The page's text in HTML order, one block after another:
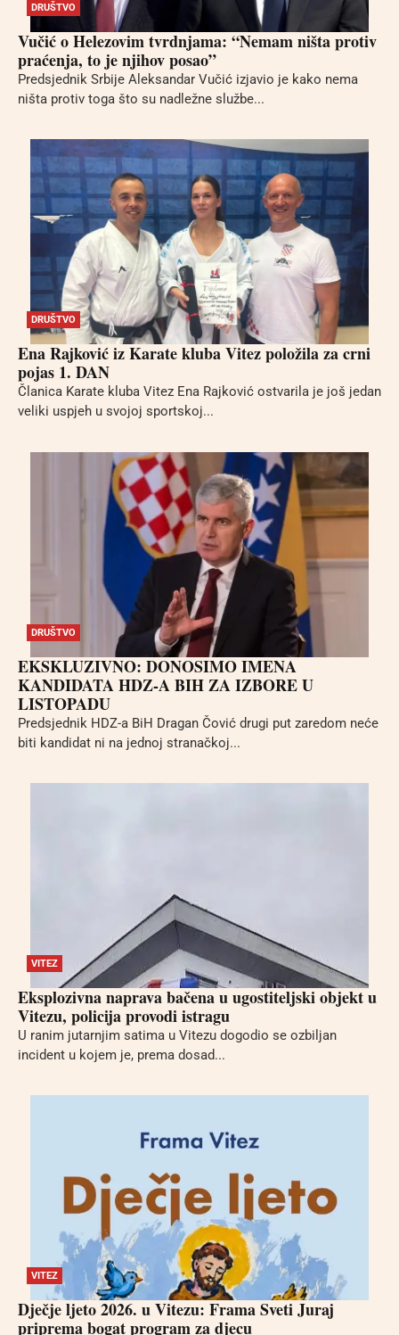
DRUŠTVO
Vučić o Helezovim tvrdnjama: “Nemam ništa protiv
praćenja, to je njihov posao”
Predsjednik Srbije Aleksandar Vučić izjavio je kako nema
ništa protiv toga što su nadležne službe...
DRUŠTVO
Ena Rajković iz Karate kluba Vitez položila za crni
pojas 1. DAN
Članica Karate kluba Vitez Ena Rajković ostvarila je još jedan
veliki uspjeh u svojoj sportskoj...
DRUŠTVO
EKSKLUZIVNO: DONOSIMO IMENA
KANDIDATA HDZ-A BIH ZA IZBORE U
LISTOPADU
Predsjednik HDZ-a BiH Dragan Čović drugi put zaredom neće
biti kandidat ni na jednoj stranačkoj...
VITEZ
Eksplozivna naprava bačena u ugostiteljski objekt u
Vitezu, policija provodi istragu
U ranim jutarnjim satima u Vitezu dogodio se ozbiljan
incident u kojem je, prema dosad...
VITEZ
Dječje ljeto 2026. u Vitezu: Frama Sveti Juraj
priprema bogat program za djecu